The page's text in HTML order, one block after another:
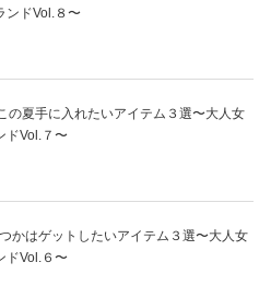
ンドVol.８〜
の夏手に入れたいアイテム３選〜大人女
ドVol.７〜
かはゲットしたいアイテム３選〜大人女
ドVol.６〜